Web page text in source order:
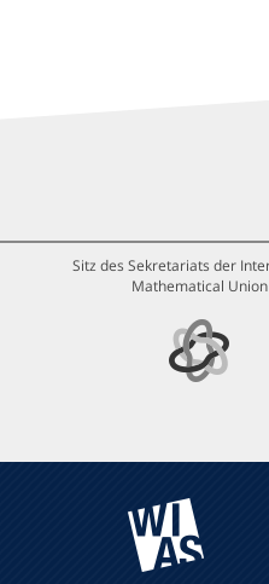
Sitz des Sekretariats der
Mathematical Union